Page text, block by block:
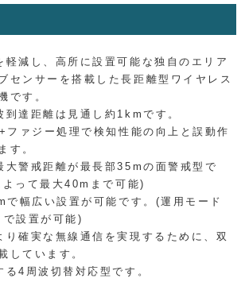
軽減し、高所に設置可能な独自のエリア
センサーを搭載した長距離型ワイヤレス
です。
到達距離は見通し約1kmです。
ファジー処理で検知性能の向上と誤動作
す。
大警戒距離が最長部35mの面警戒型で
って最大40mまで可能)
で幅広い設置が可能です。(運用モード
設置が可能)
り確実な無線通信を実現するために、双
しています。
4周波切替対応型です。